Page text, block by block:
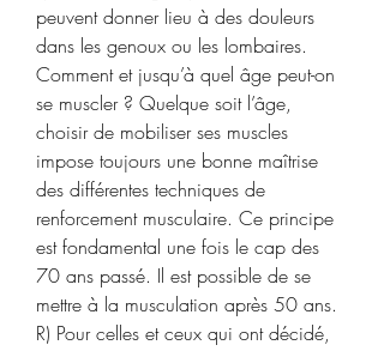
peuvent donner lieu à des douleurs
dans les genoux ou les lombaires.
Comment et jusqu’à quel âge peut-on
se muscler ? Quelque soit l’âge,
choisir de mobiliser ses muscles
impose toujours une bonne maîtrise
des différentes techniques de
renforcement musculaire. Ce principe
est fondamental une fois le cap des
70 ans passé. Il est possible de se
mettre à la musculation après 50 ans.
R) Pour celles et ceux qui ont décidé,